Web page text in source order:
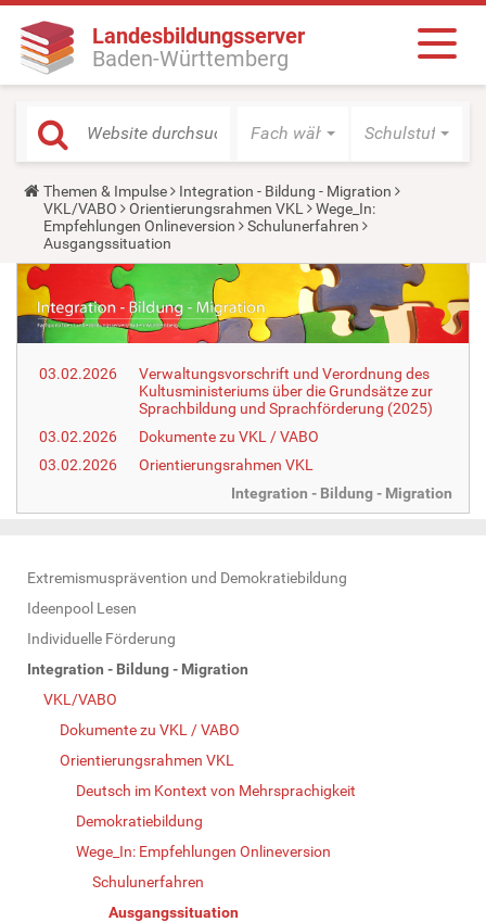
Landesbildungsserver
Baden-Württemberg
Fach wählen Schulstufe
Y
o
u
a
r
e
h
e
r
e
Themen & Impulse
Integration - Bildung - Migration
VKL/VABO
Orientierungsrahmen VKL
Wege_In:
Empfehlungen Onlineversion
Schulunerfahren
Ausgangssituation
03.02.2026
Verwaltungsvorschrift und Verordnung des
Kultusministeriums über die Grundsätze zur
Sprachbildung und Sprachförderung (2025)
03.02.2026
Dokumente zu VKL / VABO
03.02.2026
Orientierungsrahmen VKL
Integration - Bildung - Migration
N
a
v
i
Extremismusprävention und Demokratiebildung
Ideenpool Lesen
Individuelle Förderung
Integration - Bildung - Migration
VKL/VABO
Dokumente zu VKL / VABO
Orientierungsrahmen VKL
Deutsch im Kontext von Mehrsprachigkeit
Demokratiebildung
Wege_In: Empfehlungen Onlineversion
Schulunerfahren
Ausgangssituation